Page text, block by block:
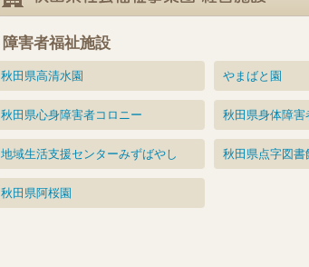
障害者福祉施設
秋田県高清水園 やまばと園
秋田県心身障害者コロニー 秋田県身体障害
地域生活支援センターみずばやし 秋田県点字図書
秋田県阿桜園